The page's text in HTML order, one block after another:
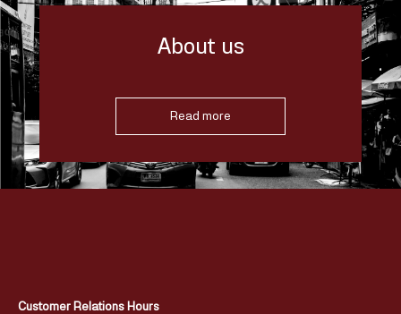
About us
Read more
Customer Relations Hours